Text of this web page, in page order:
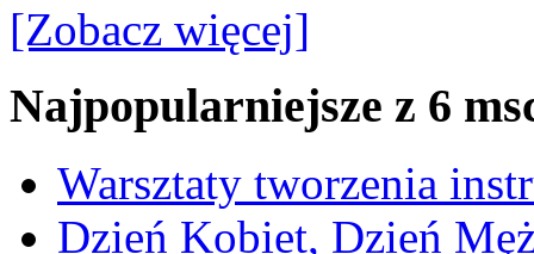
[Zobacz więcej]
Najpopularniejsze z 6
Warsztaty tworzenia
Dzień Kobiet, Dzień